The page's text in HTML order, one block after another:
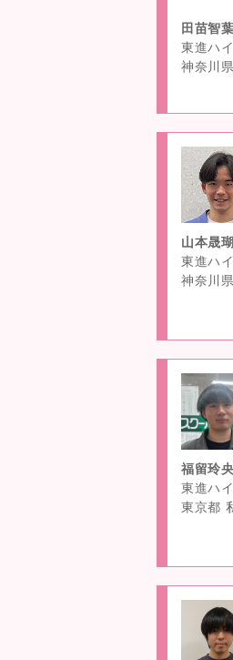
田苗智
東進ハ
神奈川
no
山本晟
東進ハ
神奈川
no
福留玲
東進ハ
東京都
no